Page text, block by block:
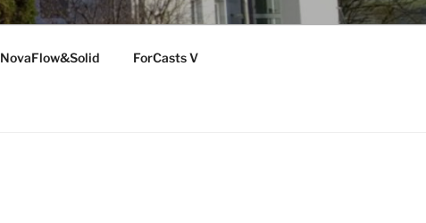
NovaFlow&Solid ForCasts V